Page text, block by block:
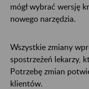
mógł wybrać wersję
nowego narzędzia.
Wszystkie zmiany
spostrzeżeń lekarzy,
Potrzebę zmian
klientów.